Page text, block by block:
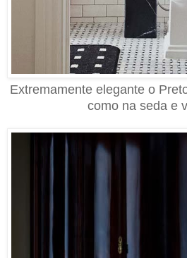
Extremamente elegante o
como na seda e